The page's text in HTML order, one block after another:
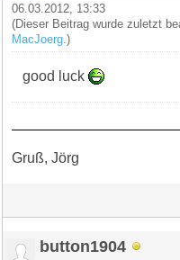
06.03.2012, 13:33
(Dieser Beitrag wurde zuletzt
MacJoerg .)
good luck
Gruß, Jörg
button1904